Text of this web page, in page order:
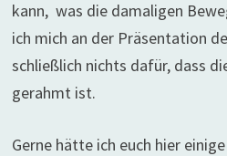
kann, was die damaligen
ich mich an der Präsentation
schließlich nichts dafür, dass
gerahmt ist.
Gerne hätte ich euch hier